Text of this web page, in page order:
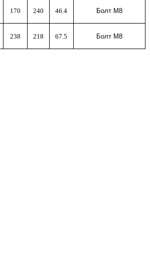
170 240 46.4 Болт М8
238 218 67.5 Болт М8